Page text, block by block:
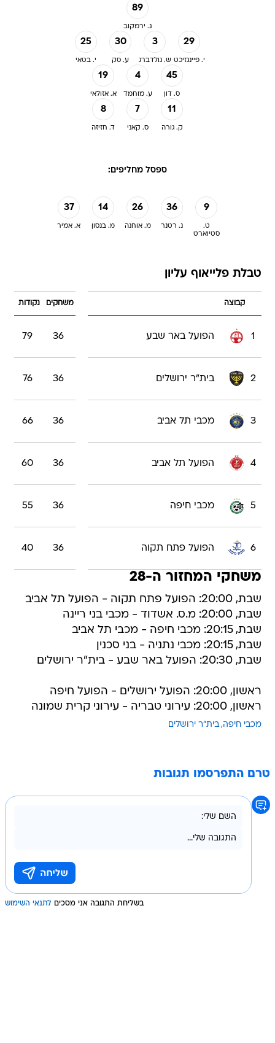
89
ג. ירמקוב
25
י. בטאי
30
ע. סק
3
ש. גולדברג
29
י. פיינגזיכט
19
א. אזולאי
4
ע. מוחמד
45
ס. דון
8
ד. חזיזה
7
ס. קאני
11
ק. גורה
ספסל מחליפים:
37
א. אמיר
14
מ. בנסון
26
מ. אוחנה
36
נ. רטנר
9
ט.
סטיוארט
טבלת פלייאוף עליון
קבוצה משחקים נקודות
1 הפועל באר שבע 36
79
2 בית"ר ירושלים 36
76
3 מכבי תל אביב 36
66
4 הפועל תל אביב 36
60
5 מכבי חיפה 36
55
6 הפועל פתח תקוה 36
40
משחקי המחזור ה-28
שבת, 20:00: הפועל פתח תקוה - הפועל תל אביב
שבת, 20:00: מ.ס. אשדוד - מכבי בני ריינה
שבת, 20:15: מכבי חיפה - מכבי תל אביב
שבת, 20:15: מכבי נתניה - בני סכנין
שבת, 20:30: הפועל באר שבע - בית"ר ירושלים
ראשון, 20:00: הפועל ירושלים - הפועל חיפה
ראשון, 20:00: עירוני טבריה - עירוני קרית שמונה
מכבי חיפה בית"ר ירושלים
טרם התפרסמו תגובות
בשליחת התגובה אני מסכים לתנאי השימוש